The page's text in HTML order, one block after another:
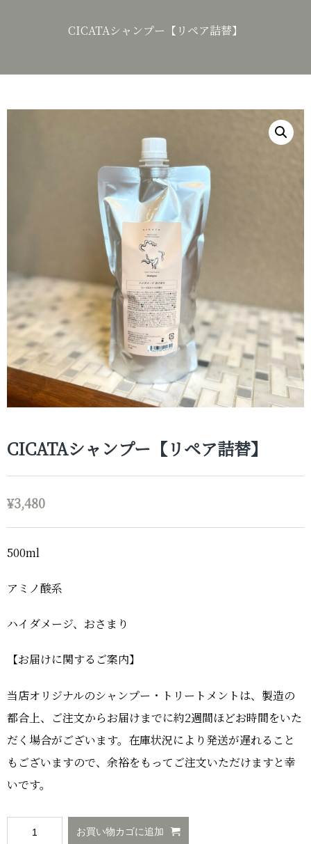
CICATAシャンプー【リペア詰替】
CICATAシャンプー【リペア詰替】
¥3,480
500ml
アミノ酸系
ハイダメージ、おさまり
【お届けに関するご案内】
当店オリジナルのシャンプー・トリートメントは、製造の
都合上、ご注文からお届けまでに約2週間ほどお時間をいた
だく場合がございます。在庫状況により発送が遅れること
もございますので、余裕をもってご注文いただけますと幸
いです。
お買い物カゴに追加